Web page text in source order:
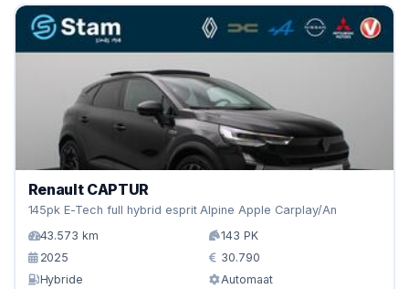
Renault CAPTUR
145pk E-Tech full hybrid esprit Alpine Apple Carplay/An
43.573 km
143 PK
2025
30.790
Hybride
Automaat